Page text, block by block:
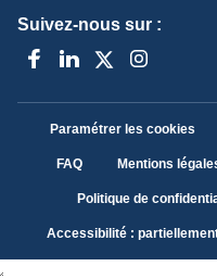
Suivez-nous sur :
Paramétrer les cookies
FAQ Mentions
Politique de
Accessibilité :